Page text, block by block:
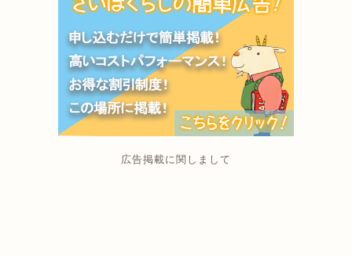
広告掲載に関しまして